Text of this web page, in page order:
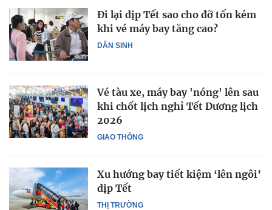
DÂN SINH
Đi lại dịp Tết sao cho đỡ tốn kém
khi vé máy bay tăng cao?
GIAO THÔNG
Vé tàu xe, máy bay 'nóng' lên sau
khi chốt lịch nghỉ Tết Dương lịch
2026
THỊ TRƯỜNG
Xu hướng bay tiết kiệm ‘lên ngôi’
dịp Tết